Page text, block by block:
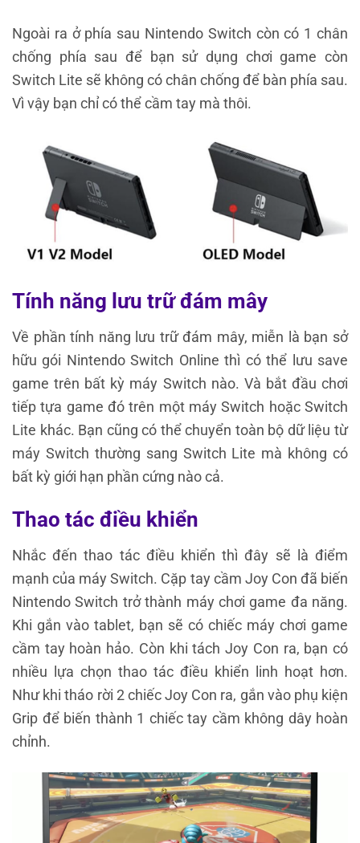
Ngoài ra ở phía sau Nintendo Switch còn có 1 chân
chống phía sau để bạn sử dụng chơi game còn
Switch Lite sẽ không có chân chống để bàn phía sau.
Vì vậy bạn chỉ có thể cầm tay mà thôi.
Tính năng lưu trữ đám mây
Về phần tính năng lưu trữ đám mây, miễn là bạn sở
hữu gói Nintendo Switch Online thì có thể lưu save
game trên bất kỳ máy Switch nào. Và bắt đầu chơi
tiếp tựa game đó trên một máy Switch hoặc Switch
Lite khác. Bạn cũng có thể chuyển toàn bộ dữ liệu từ
máy Switch thường sang Switch Lite mà không có
bất kỳ giới hạn phần cứng nào cả.
Thao tác điều khiển
Nhắc đến thao tác điều khiển thì đây sẽ là điểm
mạnh của máy Switch. Cặp tay cầm Joy Con đã biến
Nintendo Switch trở thành máy chơi game đa năng.
Khi gắn vào tablet, bạn sẽ có chiếc máy chơi game
cầm tay hoàn hảo. Còn khi tách Joy Con ra, bạn có
nhiều lựa chọn thao tác điều khiển linh hoạt hơn.
Như khi tháo rời 2 chiếc Joy Con ra, gắn vào phụ kiện
Grip để biến thành 1 chiếc tay cầm không dây hoàn
chỉnh.